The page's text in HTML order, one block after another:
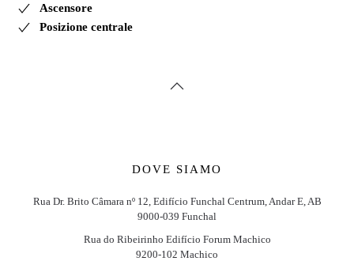
Ascensore
Posizione centrale
DOVE SIAMO
Rua Dr. Brito Câmara nº 12, Edifício Funchal Centrum, Andar E, AB
9000-039 Funchal
Rua do Ribeirinho Edifício Forum Machico
9200-102 Machico